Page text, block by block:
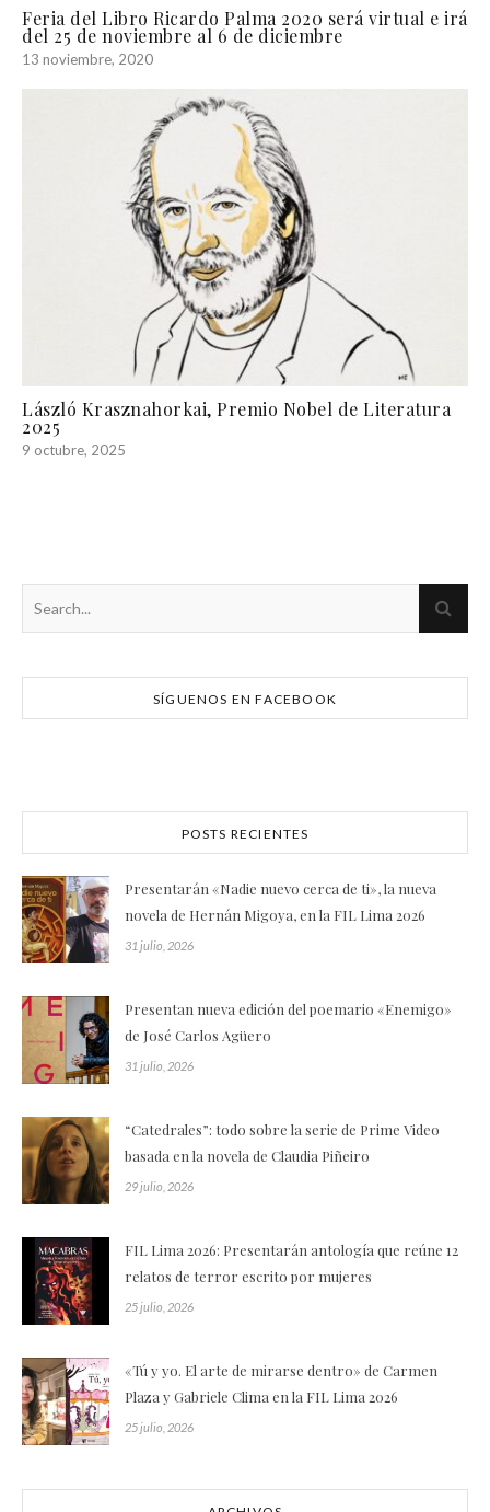
Feria del Libro Ricardo Palma 2020 será virtual e irá
del 25 de noviembre al 6 de diciembre
13 noviembre, 2020
László Krasznahorkai, Premio Nobel de Literatura
2025
9 octubre, 2025
SÍGUENOS EN FACEBOOK
POSTS RECIENTES
Presentarán «Nadie nuevo cerca de ti», la nueva
novela de Hernán Migoya, en la FIL Lima 2026
31 julio, 2026
Presentan nueva edición del poemario «Enemigo»
de José Carlos Agüero
31 julio, 2026
“Catedrales”: todo sobre la serie de Prime Video
basada en la novela de Claudia Piñeiro
29 julio, 2026
FIL Lima 2026: Presentarán antología que reúne 12
relatos de terror escrito por mujeres
25 julio, 2026
«Tú y yo. El arte de mirarse dentro» de Carmen
Plaza y Gabriele Clima en la FIL Lima 2026
25 julio, 2026